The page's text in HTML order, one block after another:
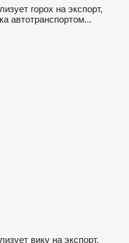
горох на экспорт,
автотранспортом...
вику на экспорт,